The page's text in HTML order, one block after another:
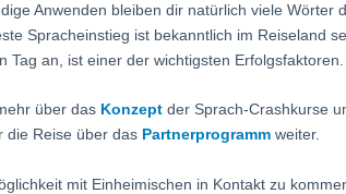
Anwenden bleiben dir natürlich viele Wörter
Spracheinstieg ist bekanntlich im Reiseland
Tag an, ist einer der wichtigsten Erfolgsfaktoren.
über das Konzept der Sprach-Crashkurse
die Reise über das Partnerprogramm weiter.
mit Einheimischen in Kontakt zu